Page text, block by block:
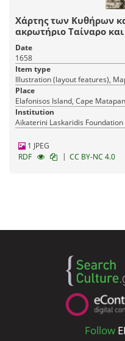
Χάρτης των Κυθήρων
ακρωτήριο Ταίναρο
Date
1658
Item type
Illustration (layout features),
Place
Elafonisos Island, Cape
Institution
Aikaterini Laskaridis Foundation
1 JPEG
RDF
| CC BY-NC 4.0
Follow